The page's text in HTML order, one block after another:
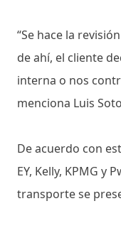
“Se hace la
de ahí, el cliente
interna o nos
menciona Luis
De acuerdo con
EY, Kelly, KPMG y
transporte se